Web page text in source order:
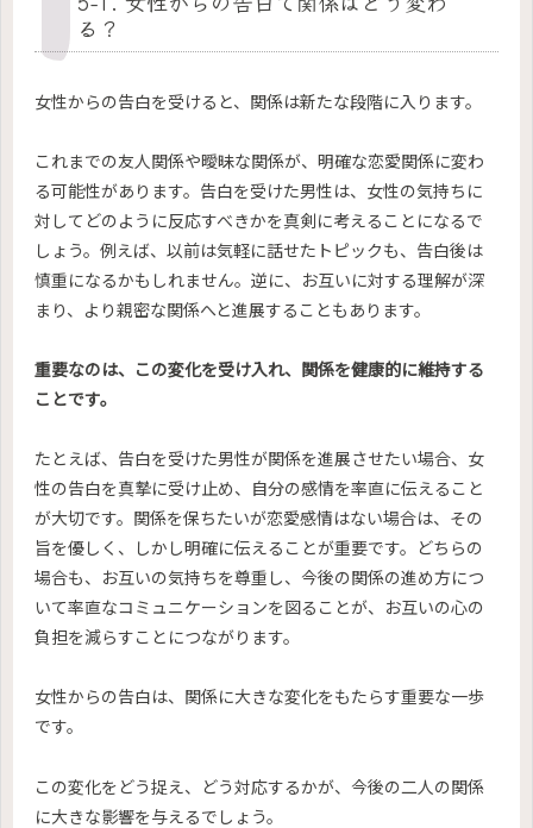
る？
女性からの告白を受けると、関係は新たな段階に入ります。
これまでの友人関係や曖昧な関係が、明確な恋愛関係に変わ
る可能性があります。告白を受けた男性は、女性の気持ちに
対してどのように反応すべきかを真剣に考えることになるで
しょう。例えば、以前は気軽に話せたトピックも、告白後は
慎重になるかもしれません。逆に、お互いに対する理解が深
まり、より親密な関係へと進展することもあります。
重要なのは、この変化を受け入れ、関係を健康的に維持する
ことです。
たとえば、告白を受けた男性が関係を進展させたい場合、女
性の告白を真摯に受け止め、自分の感情を率直に伝えること
が大切です。関係を保ちたいが恋愛感情はない場合は、その
旨を優しく、しかし明確に伝えることが重要です。どちらの
場合も、お互いの気持ちを尊重し、今後の関係の進め方につ
いて率直なコミュニケーションを図ることが、お互いの心の
負担を減らすことにつながります。
女性からの告白は、関係に大きな変化をもたらす重要な一歩
です。
この変化をどう捉え、どう対応するかが、今後の二人の関係
に大きな影響を与えるでしょう。